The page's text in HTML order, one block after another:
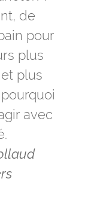
de
pour
plus
plus
avec